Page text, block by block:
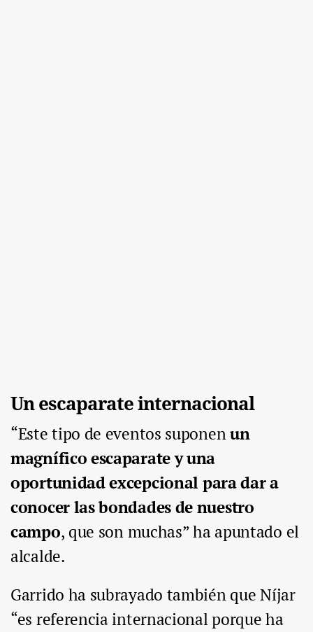
Un escaparate internacional
“Este tipo de eventos suponenun
magnífico escaparate y una
oportunidad excepcional para dar a
conocer las bondades de nuestro
campo, que son muchas” ha apuntado el
alcalde.
Garrido ha subrayado también que Níjar
“es referencia internacional porque ha